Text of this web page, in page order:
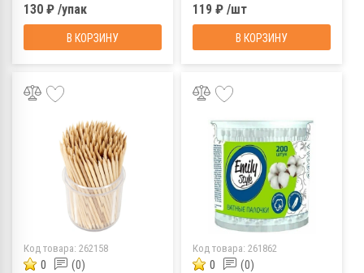
130 ₽ /упак
В КОРЗИНУ
119 ₽ /шт
В КОРЗИНУ
Код товара: 262158
0 (0)
Код товара: 261862
0 (0)